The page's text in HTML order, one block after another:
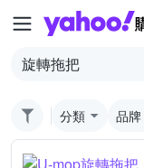
分類 品牌